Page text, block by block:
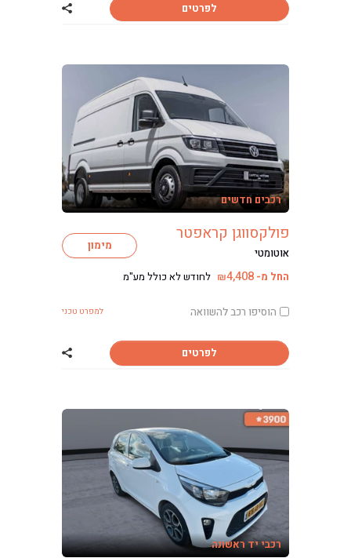
לפרטים שתף רכב
רכבים חדשים
פולקסווגן קראפטר
אוטומטי מימון
החל מ- ₪4,408 לחודש לא כולל מע"מ
הוסיפו רכב להשוואה למפרט טכני
לפרטים שתף רכב
רכבי יד ראשונה